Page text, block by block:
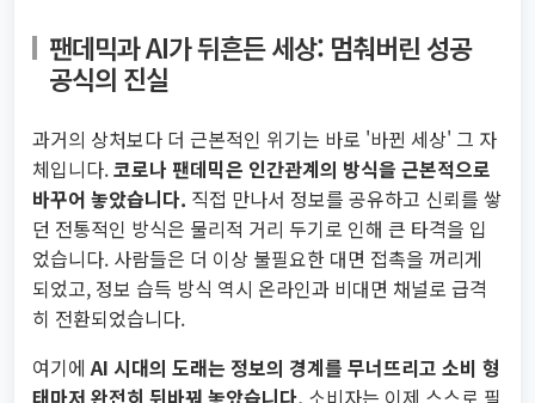
팬데믹과 AI가 뒤흔든 세상: 멈춰버린 성공
공식의 진실
과거의 상처보다 더 근본적인 위기는 바로 '바뀐 세상' 그 자
체입니다.코로나 팬데믹은 인간관계의 방식을 근본적으로
바꾸어 놓았습니다. 직접 만나서 정보를 공유하고 신뢰를 쌓
던 전통적인 방식은 물리적 거리 두기로 인해 큰 타격을 입
었습니다. 사람들은 더 이상 불필요한 대면 접촉을 꺼리게
되었고, 정보 습득 방식 역시 온라인과 비대면 채널로 급격
히 전환되었습니다.
여기에AI 시대의 도래는 정보의 경계를 무너뜨리고 소비 형
태마저 완전히 뒤바꿔 놓았습니다. 소비자는 이제 스스로 필